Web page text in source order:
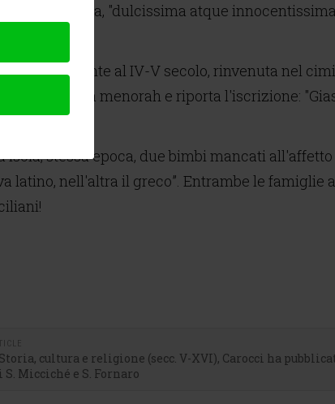
cristiana, "dulcissima atque
risalente al IV-V secolo, rinvenuta nel
con una menorah e riporta l'iscrizione:
8 anni.
stessa epoca, due bimbi mancati
latino, nell'altra il greco”. Entrambe le famiglie
cultura e religione (secc. V-XVI), Carocci ha
Micciché e S. Fornaro